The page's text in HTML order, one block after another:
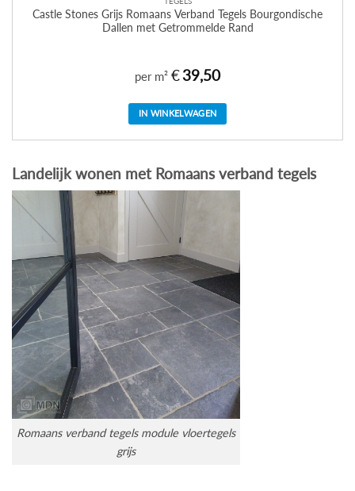
Castle Stones Grijs Romaans Verband Tegels Bourgondische
Dallen met Getrommelde Rand
per m² €39,50
IN WINKELWAGEN
Landelijk wonen met Romaans verband tegels
Romaans verband tegels module vloertegels
grijs